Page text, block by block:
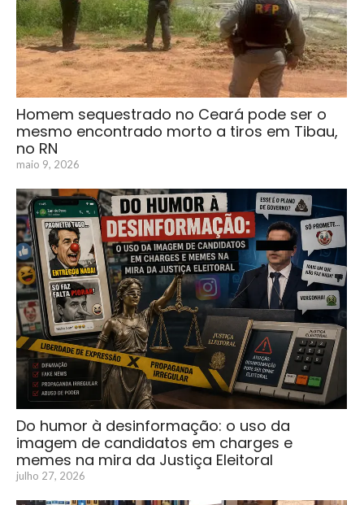
Homem sequestrado no Ceará pode ser o
mesmo encontrado morto a tiros em Tibau,
no RN
maio 9, 2026
Do humor à desinformação: o uso da
imagem de candidatos em charges e
memes na mira da Justiça Eleitoral
julho 27, 2026